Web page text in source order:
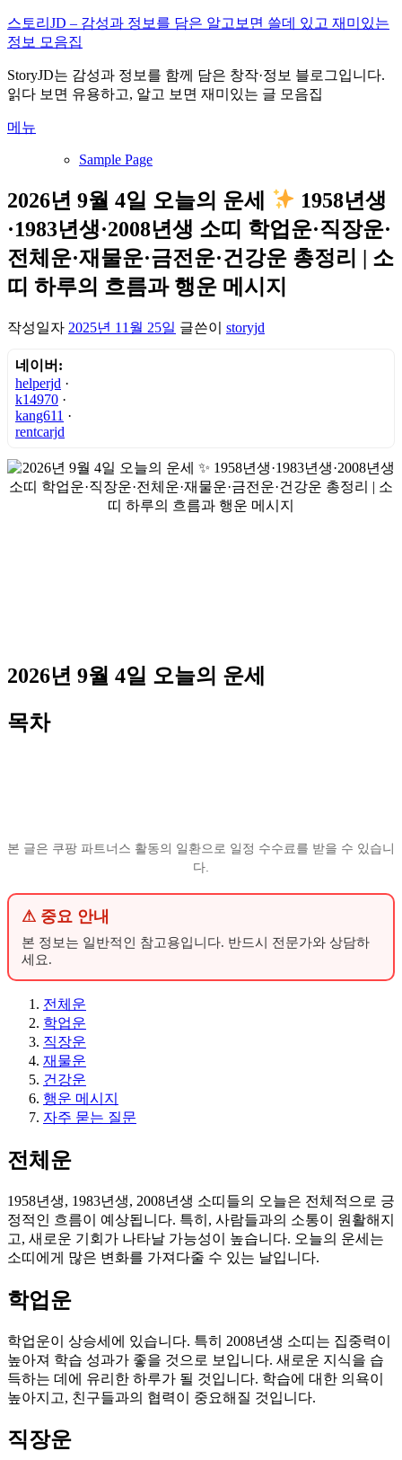
내
용
로
바
가
스토리JD – 감성과 정보를 담은 알고보면 쓸데 있고 재미있는
정보 모음집
StoryJD는 감성과 정보를 함께 담은 창작·정보 블로그입니다.
읽다 보면 유용하고, 알고 보면 재미있는 글 모음집
메뉴
Sample Page
2026년 9월 4일 오늘의 운세
1958년생
·1983년생·2008년생 소띠 학업운·직장운·
전체운·재물운·금전운·건강운 총정리 | 소
띠 하루의 흐름과 행운 메시지
작성일자 2025년 11월 25일 글쓴이 storyjd
네이버:
helperjd ·
k14970 ·
kang611 ·
rentcarjd
2026년 9월 4일 오늘의 운세
목차
본 글은 쿠팡 파트너스 활동의 일환으로 일정 수수료를 받을 수 있습니
다.
⚠ 중요 안내
본 정보는 일반적인 참고용입니다. 반드시 전문가와 상담하
세요.
전체운
학업운
직장운
재물운
건강운
행운 메시지
자주 묻는 질문
전체운
1958년생, 1983년생, 2008년생 소띠들의 오늘은 전체적으로 긍
정적인 흐름이 예상됩니다. 특히, 사람들과의 소통이 원활해지
고, 새로운 기회가 나타날 가능성이 높습니다. 오늘의 운세는
소띠에게 많은 변화를 가져다줄 수 있는 날입니다.
학업운
학업운이 상승세에 있습니다. 특히 2008년생 소띠는 집중력이
높아져 학습 성과가 좋을 것으로 보입니다. 새로운 지식을 습
득하는 데에 유리한 하루가 될 것입니다. 학습에 대한 의욕이
높아지고, 친구들과의 협력이 중요해질 것입니다.
직장운